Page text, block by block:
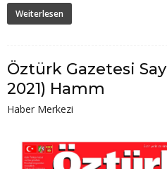
Weiterlesen
Öztürk Gazetesi
2021) Hamm
Haber Merkezi